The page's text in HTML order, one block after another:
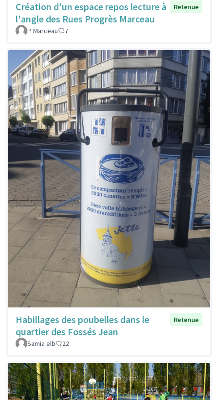
Création d'un espace repos lecture à
l'angle des Rues Progrès Marceau
Retenue
P. Marceau 7
Habillages des poubelles dans le
quartier des Fossés Jean
Retenue
Samia elb 22